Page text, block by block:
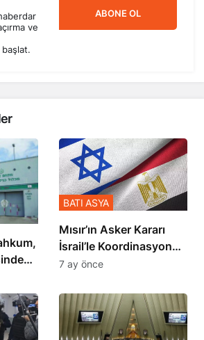
ve
ABONE OL
Mısır’ın Asker Kararı
İsrail’le Koordinasyon
İçinde Gerçekleşmiş
BATI ASYA
7 ay önce